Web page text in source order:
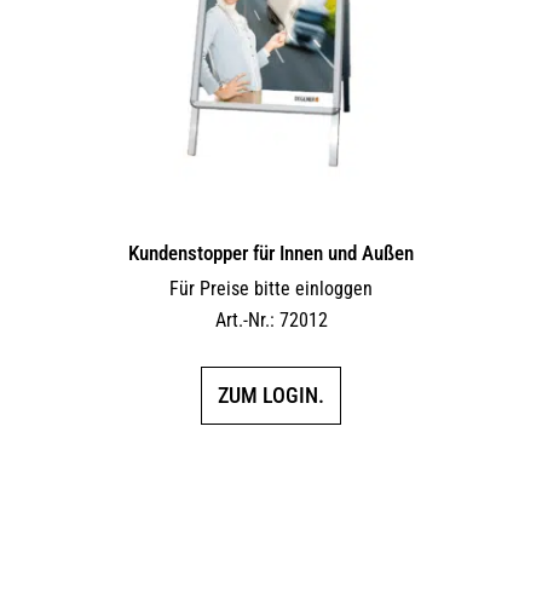
Kundenstopper für Innen und Außen
Für Preise bitte einloggen
Art.-Nr.: 72012
ZUM LOGIN.